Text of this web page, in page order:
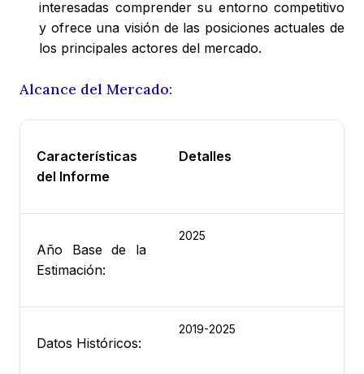
interesadas comprender su entorno competitivo
y ofrece una visión de las posiciones actuales de
los principales actores del mercado.
Alcance del Mercado:
Características
del Informe
Detalles
Año Base de la
Estimación:
2025
Datos Históricos:
2019-2025